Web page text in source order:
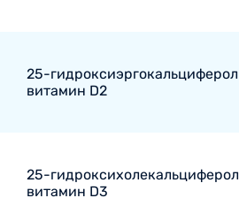
25-гидроксиэргокальциферол
витамин D2
25-гидроксихолекальциферол
витамин D3